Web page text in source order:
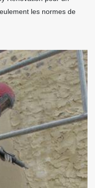
les normes de